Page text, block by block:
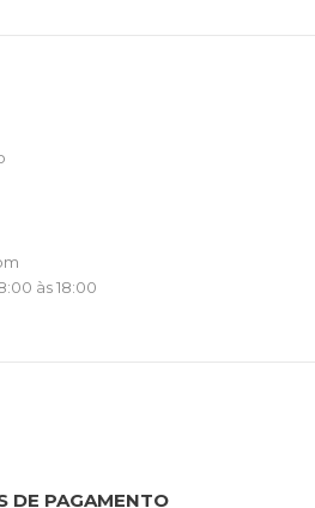
às 18:00
DE PAGAMENTO